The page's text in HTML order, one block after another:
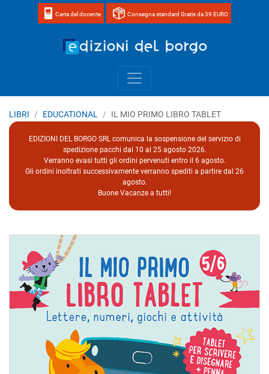
Carta del docente Consegna standard Gratis da 39 EURO
LIBRI EDUCATIONAL IL MIO PRIMO LIBRO TABLET
EDIZIONI DEL BORGO SRL comunica la sospensione del servizio di
spedizione pacchi dal 10 al 25 agosto 2026.
Verranno evasi tutti gli ordini pervenuti entro il 6 agosto.
Gli ordini inoltrati successivamente verranno spediti a partire dal 26
agosto.
Buone Vacanze a tutti!